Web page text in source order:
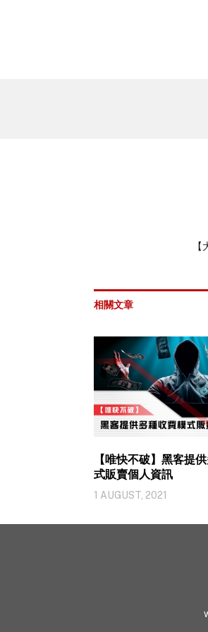
相關文章
【唯快不破】黑客提
式販賣個人資訊
1 AUGUST, 2021